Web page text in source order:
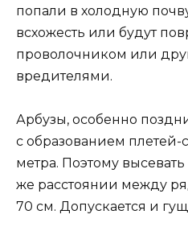
попали в холодную
всхожесть или будут
проволочником или
вредителями.
Арбузы, особенно
с образованием плетей-
метра. Поэтому
же расстоянии между
70 см. Допускается и